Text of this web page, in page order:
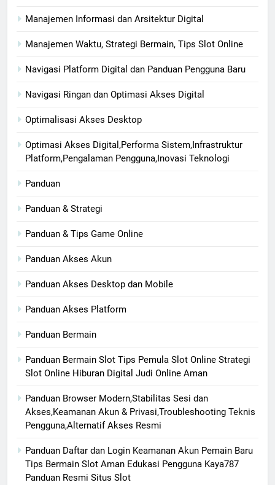
Manajemen Informasi dan Arsitektur Digital
Manajemen Waktu, Strategi Bermain, Tips Slot Online
Navigasi Platform Digital dan Panduan Pengguna Baru
Navigasi Ringan dan Optimasi Akses Digital
Optimalisasi Akses Desktop
Optimasi Akses Digital,Performa Sistem,Infrastruktur
Platform,Pengalaman Pengguna,Inovasi Teknologi
Panduan
Panduan & Strategi
Panduan & Tips Game Online
Panduan Akses Akun
Panduan Akses Desktop dan Mobile
Panduan Akses Platform
Panduan Bermain
Panduan Bermain Slot Tips Pemula Slot Online Strategi
Slot Online Hiburan Digital Judi Online Aman
Panduan Browser Modern,Stabilitas Sesi dan
Akses,Keamanan Akun & Privasi,Troubleshooting Teknis
Pengguna,Alternatif Akses Resmi
Panduan Daftar dan Login Keamanan Akun Pemain Baru
Tips Bermain Slot Aman Edukasi Pengguna Kaya787
Panduan Resmi Situs Slot